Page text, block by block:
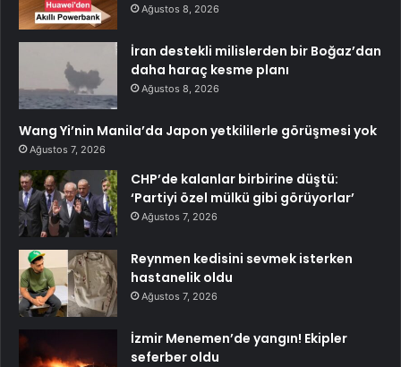
Ağustos 8, 2026
İran destekli milislerden bir Boğaz’dan
daha haraç kesme planı
Ağustos 8, 2026
Wang Yi’nin Manila’da Japon yetkililerle görüşmesi yok
Ağustos 7, 2026
CHP’de kalanlar birbirine düştü:
‘Partiyi özel mülkü gibi görüyorlar’
Ağustos 7, 2026
Reynmen kedisini sevmek isterken
hastanelik oldu
Ağustos 7, 2026
İzmir Menemen’de yangın! Ekipler
seferber oldu